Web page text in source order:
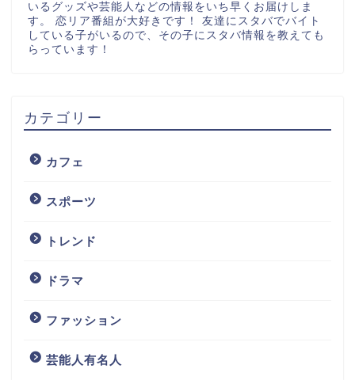
いるグッズや芸能人などの情報をいち早くお届けしま
す。 恋リア番組が大好きです！ 友達にスタバでバイト
している子がいるので、その子にスタバ情報を教えても
らっています！
カテゴリー
カフェ
スポーツ
トレンド
ドラマ
ファッション
芸能人有名人